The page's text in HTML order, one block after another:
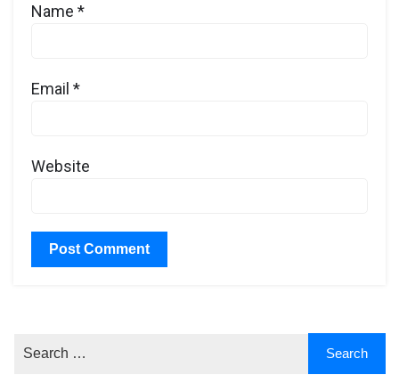
Name *
Email *
Website